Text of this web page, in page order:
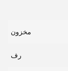
مخزون
رف